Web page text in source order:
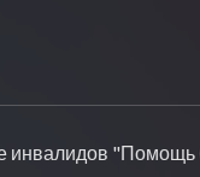
"Помощь